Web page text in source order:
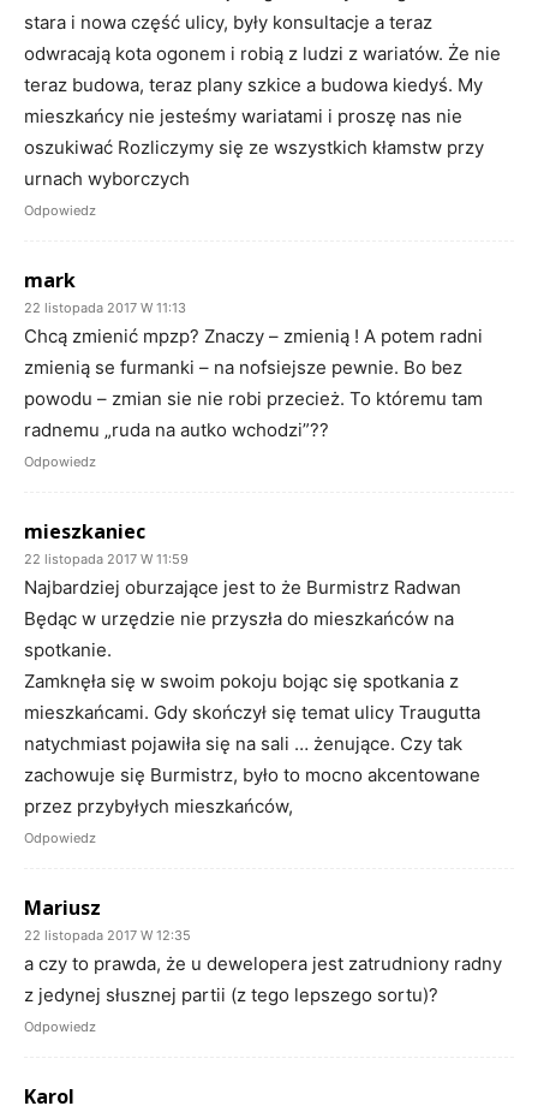
stara i nowa część ulicy, były konsultacje a teraz
odwracają kota ogonem i robią z ludzi z wariatów. Że nie
teraz budowa, teraz plany szkice a budowa kiedyś. My
mieszkańcy nie jesteśmy wariatami i proszę nas nie
oszukiwać Rozliczymy się ze wszystkich kłamstw przy
urnach wyborczych
Odpowiedz
mark
22 listopada 2017 W 11:13
Chcą zmienić mpzp? Znaczy – zmienią ! A potem radni
zmienią se furmanki – na nofsiejsze pewnie. Bo bez
powodu – zmian sie nie robi przecież. To któremu tam
radnemu „ruda na autko wchodzi”??
Odpowiedz
mieszkaniec
22 listopada 2017 W 11:59
Najbardziej oburzające jest to że Burmistrz Radwan
Będąc w urzędzie nie przyszła do mieszkańców na
spotkanie.
Zamknęła się w swoim pokoju bojąc się spotkania z
mieszkańcami. Gdy skończył się temat ulicy Traugutta
natychmiast pojawiła się na sali … żenujące. Czy tak
zachowuje się Burmistrz, było to mocno akcentowane
przez przybyłych mieszkańców,
Odpowiedz
Mariusz
22 listopada 2017 W 12:35
a czy to prawda, że u dewelopera jest zatrudniony radny
z jedynej słusznej partii (z tego lepszego sortu)?
Odpowiedz
Karol